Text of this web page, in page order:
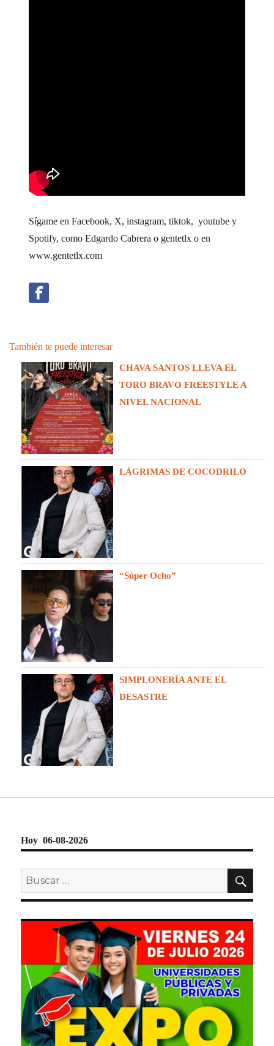
Sígame en Facebook, X, instagram, tiktok, youtube y
Spotify, como Edgardo Cabrera o gentetlx o en
www.gentetlx.com
También te puede interesar
CHAVA SANTOS LLEVA EL
TORO BRAVO FREESTYLE A
NIVEL NACIONAL
LÁGRIMAS DE COCODRILO
“Súper Ocho”
SIMPLONERÍA ANTE EL
DESASTRE
Hoy 06-08-2026
Buscar
por: